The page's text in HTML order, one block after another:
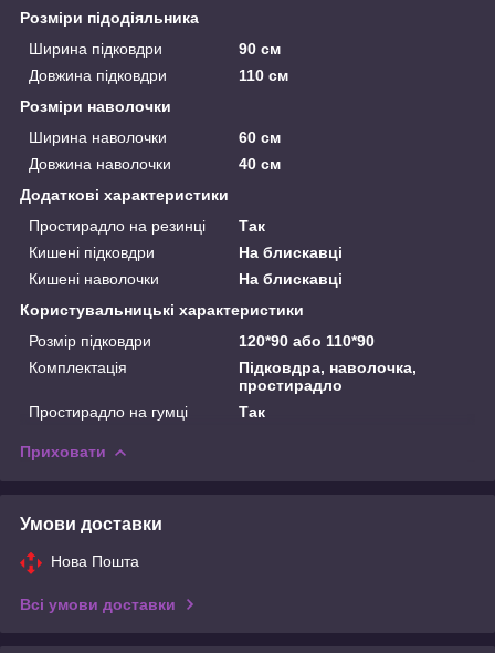
Розміри підодіяльника
Ширина підковдри
90 см
Довжина підковдри
110 см
Розміри наволочки
Ширина наволочки
60 см
Довжина наволочки
40 см
Додаткові характеристики
Простирадло на резинці
Так
Кишені підковдри
На блискавці
Кишені наволочки
На блискавці
Користувальницькі характеристики
Розмір підковдри
120*90 або 110*90
Комплектація
Підковдра, наволочка,
простирадло
Простирадло на гумці
Так
Приховати
Умови доставки
Нова Пошта
Всі умови доставки